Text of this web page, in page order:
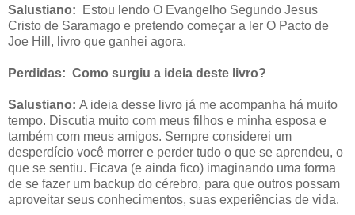
Salustiano: Estou lendo O Evangelho Segundo Jesus
Cristo de Saramago e pretendo começar a ler O Pacto de
Joe Hill, livro que ganhei agora.
Perdidas: Como surgiu a ideia deste livro?
Salustiano: A ideia desse livro já me acompanha há muito
tempo. Discutia muito com meus filhos e minha esposa e
também com meus amigos. Sempre considerei um
desperdício você morrer e perder tudo o que se aprendeu, o
que se sentiu. Ficava (e ainda fico) imaginando uma forma
de se fazer um backup do cérebro, para que outros possam
aproveitar seus conhecimentos, suas experiências de vida.